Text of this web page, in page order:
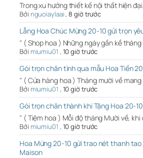
Trong xu hướng thiết kế nội thất hiện
Bởi nguoiaylaai,8 giờ trước
Lẵng Hoa Chúc Mừng 20-10 gửi trọn
" ( Shop hoa ) Những ngày gần kề
Bởi miumiu01 , 10 giờ trước
Gói trọn chân tình qua mẫu Hoa Tiền
" ( Cửa hàng hoa ) Tháng mười về
Bởi miumiu01 , 10 giờ trước
Gói trọn chân thành khi Tặng Hoa 20-
" ( Tiệm hoa ) Mỗi độ tháng Mười về,
Bởi miumiu01 , 10 giờ trước
Hoa Mừng 20-10 gửi trao nét thanh tao
Maison